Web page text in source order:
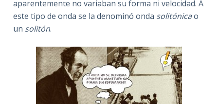
aparentemente no variaban su forma ni velocidad. A
este tipo de onda se la denominó onda solitónicao
un solitón.